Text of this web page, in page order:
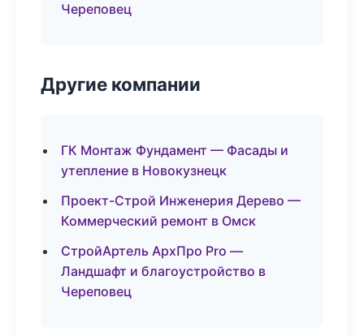
Череповец
Другие компании
ГК Монтаж Фундамент — Фасады и
утепление в Новокузнецк
Проект-Строй Инженерия Дерево —
Коммерческий ремонт в Омск
СтройАртель АрхПро Pro —
Ландшафт и благоустройство в
Череповец